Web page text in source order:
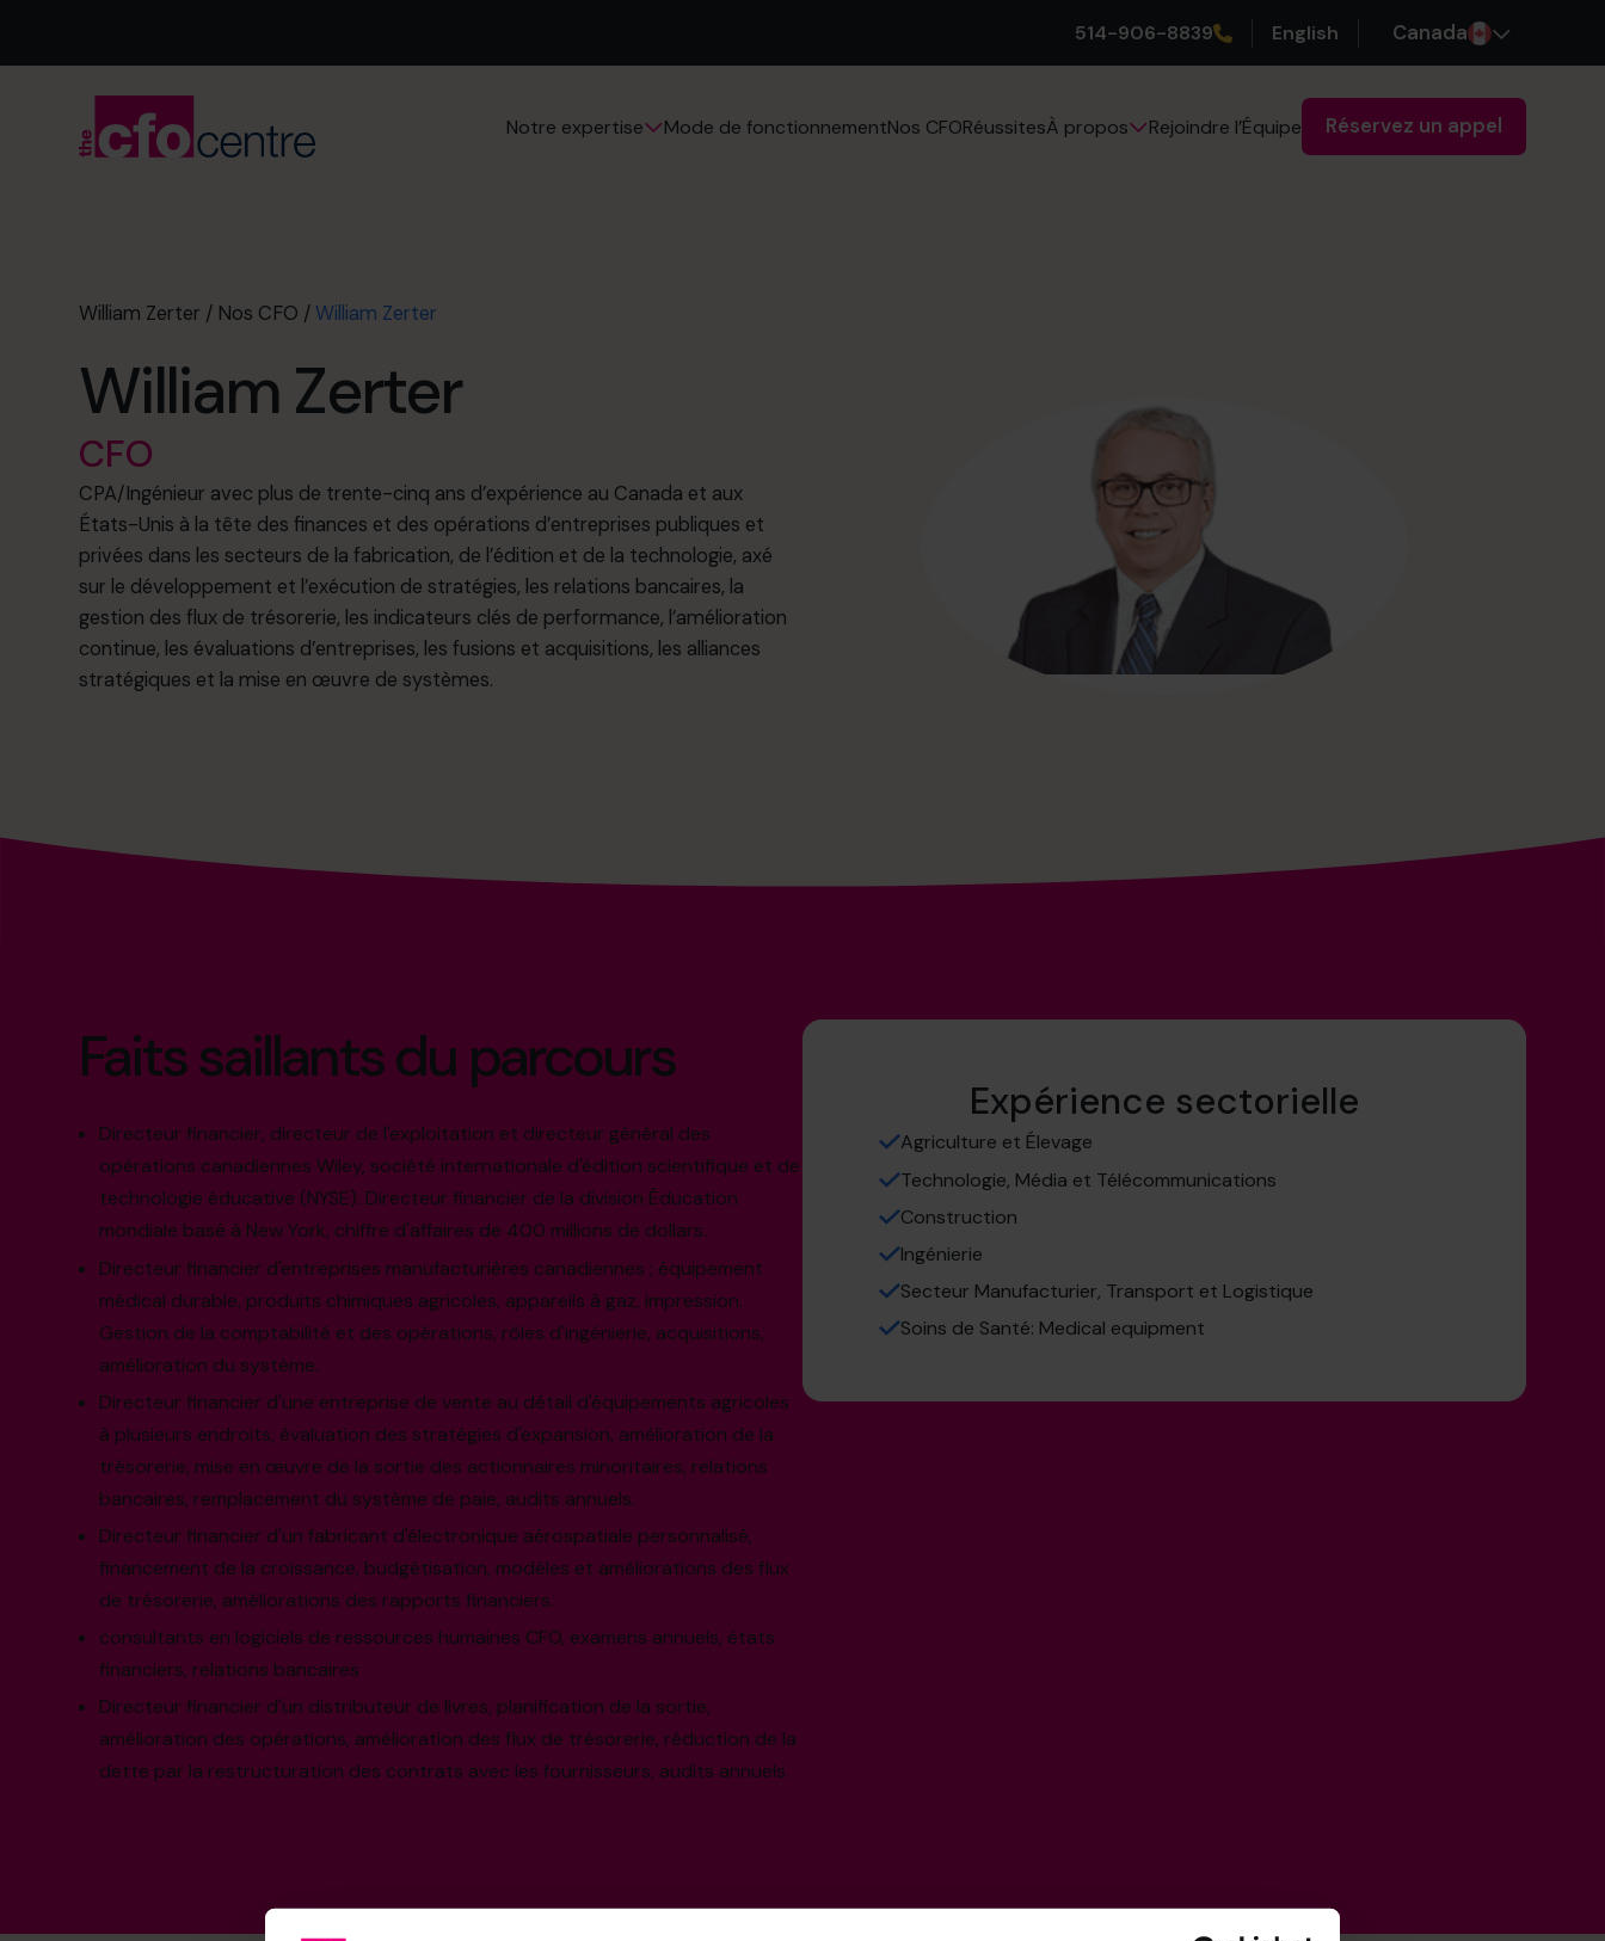
514-906-8839 English Canada
Notre expertise Mode de fonctionnementNos CFORéussitesÀ propos Rejoindre l’Équipe Réservez un appel
William Zerter / Nos CFO / William Zerter
William Zerter
CFO
CPA/Ingénieur avec plus de trente-cinq ans d’expérience au Canada et aux
États-Unis à la tête des finances et des opérations d’entreprises publiques et
privées dans les secteurs de la fabrication, de l’édition et de la technologie, axé
sur le développement et l’exécution de stratégies, les relations bancaires, la
gestion des flux de trésorerie, les indicateurs clés de performance, l’amélioration
continue, les évaluations d’entreprises, les fusions et acquisitions, les alliances
stratégiques et la mise en œuvre de systèmes.
Faits saillants du parcours
Directeur financier, directeur de l'exploitation et directeur général des
opérations canadiennes Wiley, société internationale d'édition scientifique et de
technologie éducative (NYSE). Directeur financier de la division Éducation
mondiale basé à New York, chiffre d'affaires de 400 millions de dollars.
Directeur financier d'entreprises manufacturières canadiennes ; équipement
médical durable, produits chimiques agricoles, appareils à gaz, impression.
Gestion de la comptabilité et des opérations, rôles d'ingénierie, acquisitions,
amélioration du système.
Directeur financier d'une entreprise de vente au détail d'équipements agricoles
à plusieurs endroits, évaluation des stratégies d'expansion, amélioration de la
trésorerie, mise en œuvre de la sortie des actionnaires minoritaires, relations
bancaires, remplacement du système de paie, audits annuels.
Directeur financier d'un fabricant d'électronique aérospatiale personnalisé,
financement de la croissance, budgétisation, modèles et améliorations des flux
de trésorerie, améliorations des rapports financiers.
consultants en logiciels de ressources humaines CFO, examens annuels, états
financiers, relations bancaires
Directeur financier d'un distributeur de livres, planification de la sortie,
amélioration des opérations, amélioration des flux de trésorerie, réduction de la
dette par la restructuration des contrats avec les fournisseurs, audits annuels.
Expérience sectorielle
Agriculture et Élevage
Technologie, Média et Télécommunications
Construction
Ingénierie
Secteur Manufacturier, Transport et Logistique
Soins de Santé: Medical equipment